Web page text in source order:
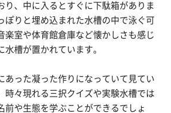
り、中に入るとすぐに下駄箱がありま
ぽりと埋め込まれた水槽の中で泳ぐ可
楽室や体育館倉庫など懐かしさも感じ
水槽が置かれています。
あった凝った作りになっていて見てい
時々現れる三択クイズや実験水槽では
前や生態を学ぶことができるでしょ